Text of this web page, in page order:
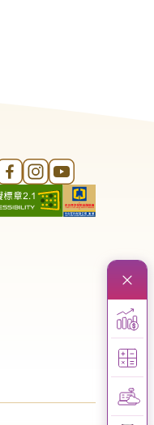
方帳號
官方帳號
Instagram 官方帳號
YouTube 官方帳號